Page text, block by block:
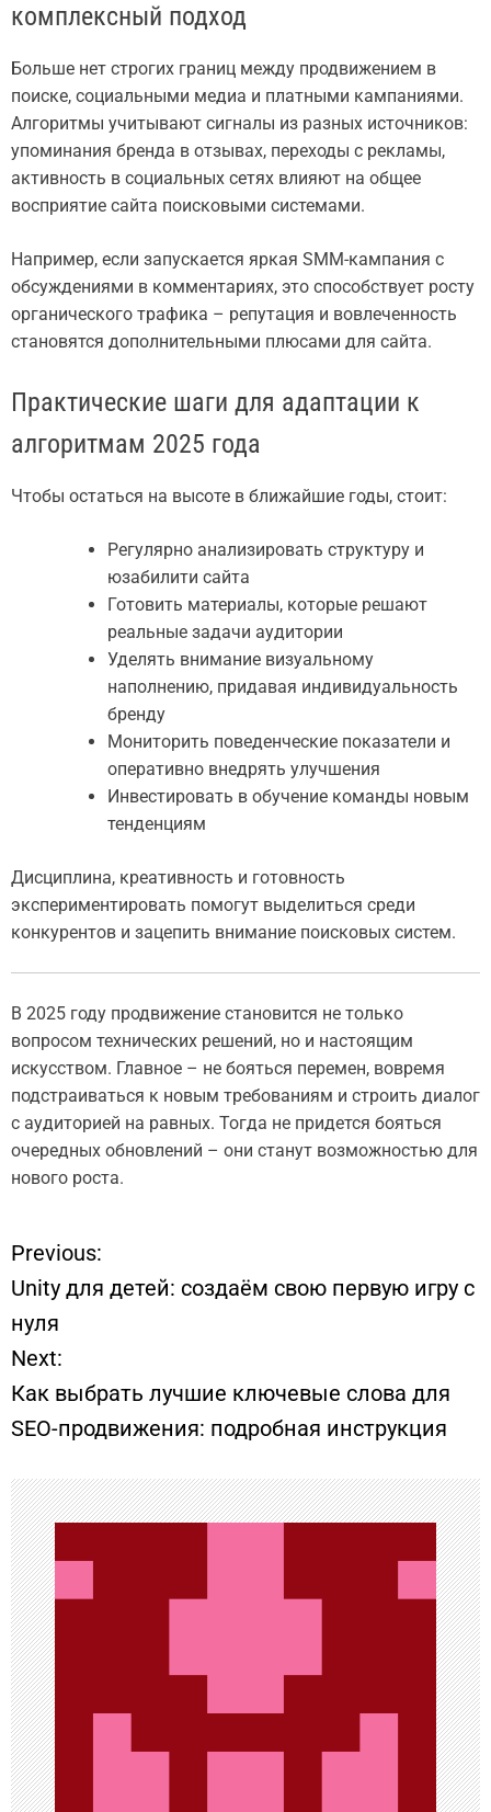
комплексный подход
Больше нет строгих границ между продвижением в
поиске, социальными медиа и платными кампаниями.
Алгоритмы учитывают сигналы из разных источников:
упоминания бренда в отзывах, переходы с рекламы,
активность в социальных сетях влияют на общее
восприятие сайта поисковыми системами.
Например, если запускается яркая SMM-кампания с
обсуждениями в комментариях, это способствует росту
органического трафика – репутация и вовлеченность
становятся дополнительными плюсами для сайта.
Практические шаги для адаптации к
алгоритмам 2025 года
Чтобы остаться на высоте в ближайшие годы, стоит:
Регулярно анализировать структуру и
юзабилити сайта
Готовить материалы, которые решают
реальные задачи аудитории
Уделять внимание визуальному
наполнению, придавая индивидуальность
бренду
Мониторить поведенческие показатели и
оперативно внедрять улучшения
Инвестировать в обучение команды новым
тенденциям
Дисциплина, креативность и готовность
экспериментировать помогут выделиться среди
конкурентов и зацепить внимание поисковых систем.
В 2025 году продвижение становится не только
вопросом технических решений, но и настоящим
искусством. Главное – не бояться перемен, вовремя
подстраиваться к новым требованиям и строить диалог
с аудиторией на равных. Тогда не придется бояться
очередных обновлений – они станут возможностью для
нового роста.
Н
а
в
и
г
а
ц
и
я
п
о
Previous:
Unity для детей: создаём свою первую игру с
нуля
Next:
Как выбрать лучшие ключевые слова для
SEO-продвижения: подробная инструкция